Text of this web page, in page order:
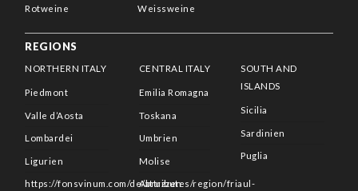
Rotweine Weissweine
REGIONS
NORTHERN ITALY
Piedmont
Valle d’Aosta
Lombardei
Ligurien
https://fonsvinum.com/de/attributes/region/friaul-
CENTRAL ITALY
Emilia Romagna
Toskana
Umbrien
Molise
Abruzzen
SOUTH AND
ISLANDS
Sicilia
Sardinien
Puglia